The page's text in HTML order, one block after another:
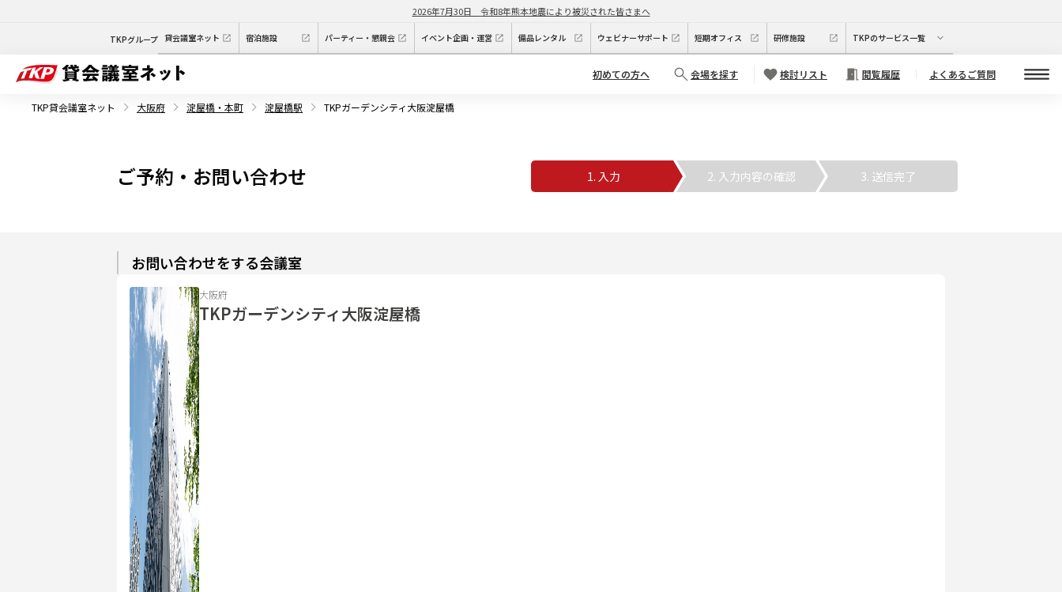
2026年7月30日 令和8年熊本地震により被災された皆さまへ
TKPグループ 貸会議室ネット 宿泊施設 パーティー・懇親会 イベント企画・運営 備品レンタル ウェビナーサポート 短期オフィス 研修施設 TKPのサービス一覧
初めての方へ 会場を探す 検討リスト 閲覧履歴 よくあるご質問
TKP貸会議室ネット 大阪府 淀屋橋・本町 淀屋橋駅 TKPガーデンシティ大阪淀屋橋
ご予約・お問い合わせ 1. 入力 2. 入力内容の確認 3. 送信完了
お問い合わせをする会議室
大阪府
TKPガーデンシティ大阪淀屋橋